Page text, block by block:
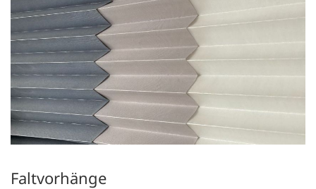
Faltvorhänge